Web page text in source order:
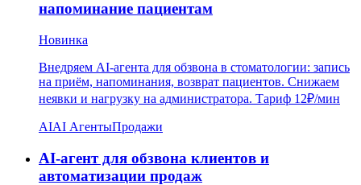
напоминание пациентам
Новинка
Внедряем AI-агента для обзвона в стоматологии: запись
на приём, напоминания, возврат пациентов. Снижаем
неявки и нагрузку на администратора. Тариф 12₽/мин
AIAI АгентыПродажи
AI-агент для обзвона клиентов и
автоматизации продаж